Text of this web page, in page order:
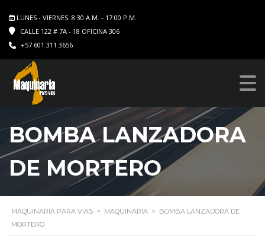
LUNES - VIERNES: 8:30 A.M. - 17:00 P.M.
CALLE 122 # 7A - 18 OFICINA 306
+57 601 311 3656
BOMBA LANZADORA
DE MORTERO
MAQUINARIA PARA VIAS > MAQUINARIA > BOMBA LANZADORA DE
MORTERO